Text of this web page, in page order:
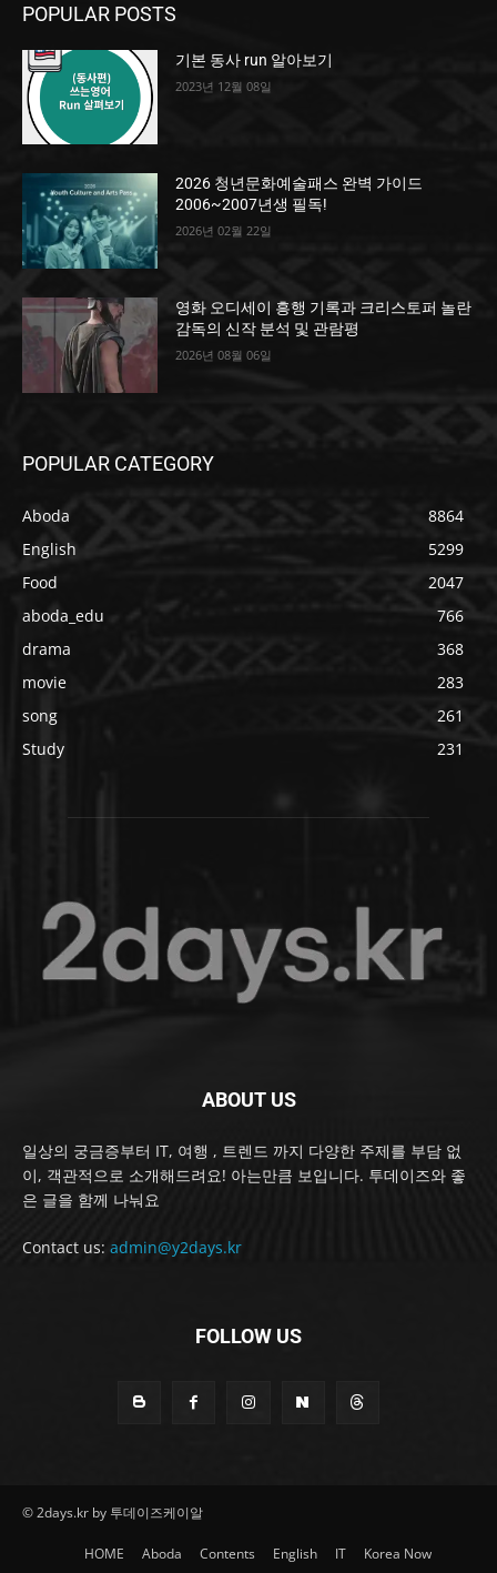
POPULAR POSTS
기본 동사 run 알아보기
2023년 12월 08일
2026 청년문화예술패스 완벽 가이드
2006~2007년생 필독!
2026년 02월 22일
영화 오디세이 흥행 기록과 크리스토퍼 놀란
감독의 신작 분석 및 관람평
2026년 08월 06일
POPULAR CATEGORY
Aboda
8864
English
5299
Food
2047
aboda_edu
766
drama
368
movie
283
song
261
Study
231
ABOUT US
일상의 궁금증부터 IT, 여행 , 트렌드 까지 다양한 주제를 부담 없
이, 객관적으로 소개해드려요! 아는만큼 보입니다. 투데이즈와 좋
은 글을 함께 나눠요
Contact us: admin@y2days.kr
FOLLOW US
© 2days.kr by 투데이즈케이알
HOME Aboda Contents English IT Korea Now